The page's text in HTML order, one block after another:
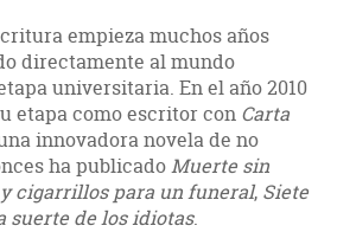
empieza muchos años
directamente al mundo
universitaria. En el año 2010
etapa como escritor con Carta
innovadora novela de no
ha publicadoMuerte sin
y cigarrillos para un funeral, Siete
suerte de los idiotas.